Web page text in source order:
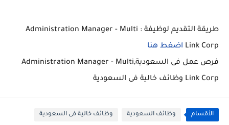
طريقة التقديم لوظيفة : Administration Manager - Multi
Link Corp اضغط هنا
فرص عمل فى السعودية,Administration Manager - Multi
Link Corp وظائف خالية فى السعودية
الأقسام وظائف السعودية وظائف خالية فى السعودية